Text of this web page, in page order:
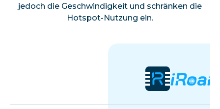
jedoch die Geschwindigkeit und schränken die
Hotspot-Nutzung ein.